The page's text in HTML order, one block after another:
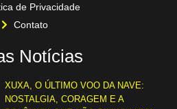
de Privacidade
Contato
Notícias
XUXA, O ÚLTIMO VOO DA NAVE:
NOSTALGIA, CORAGEM E A